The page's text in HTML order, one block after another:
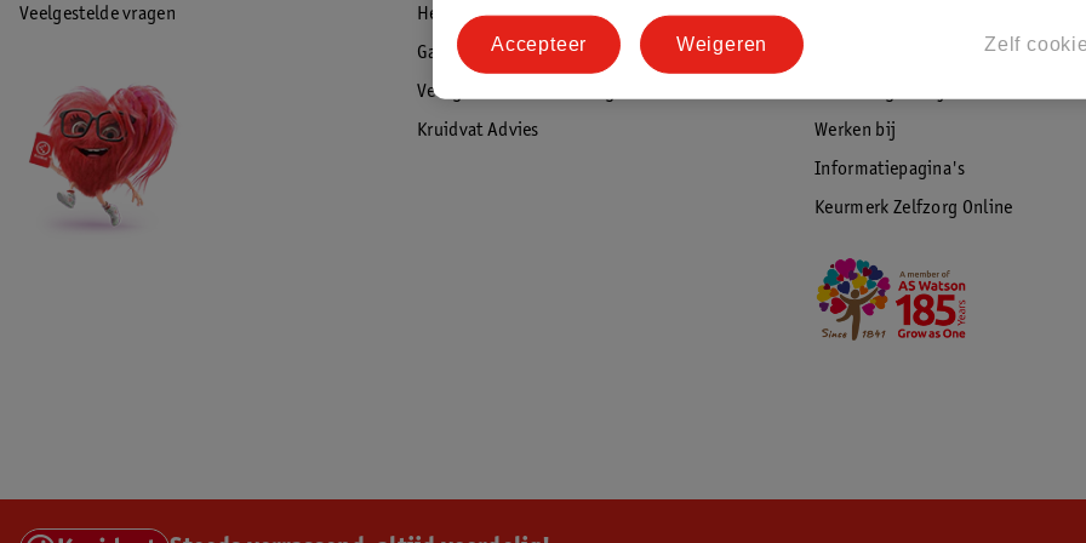
Veelgestelde vragen
Herroepen & retourneren
Garantie
Veiligheidswaarschuwingen
Kruidvat Advies
Werken bij
Informatiepagina's
Keurmerk Zelfzorg Online
Zelf
Weigeren
Accepteer